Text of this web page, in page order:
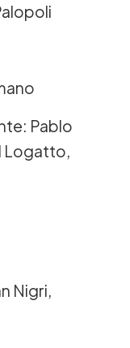
Pablo
Logatto,
Nigri,